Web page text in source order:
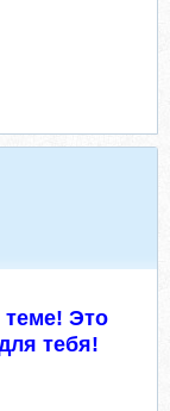
теме! Это
тебя!